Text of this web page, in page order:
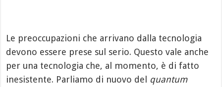
Le preoccupazioni che arrivano dalla tecnologia
devono essere prese sul serio. Questo vale anche
per una tecnologia che, al momento, è di fatto
inesistente. Parliamo di nuovo del quantum